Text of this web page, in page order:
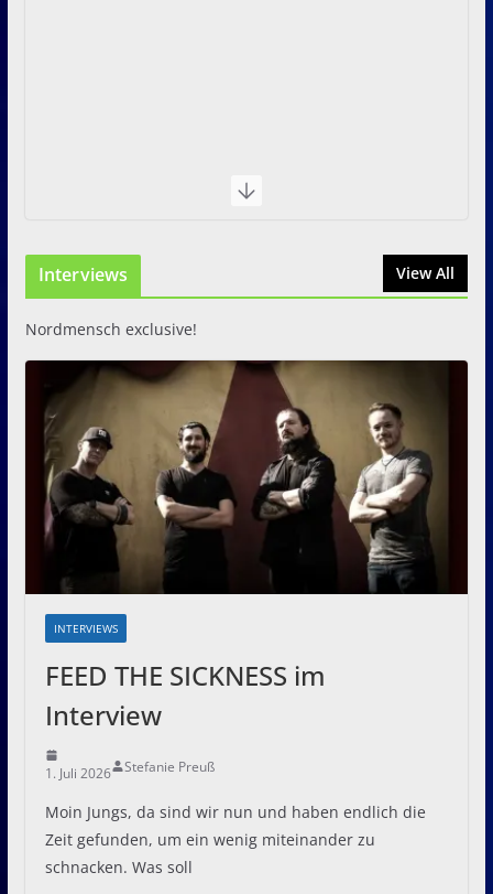
Interviews View All
Nordmensch exclusive!
INTERVIEWS
FEED THE SICKNESS im
Interview
1. Juli 2026 Stefanie Preuß
Moin Jungs, da sind wir nun und haben endlich die
Zeit gefunden, um ein wenig miteinander zu
schnacken. Was soll